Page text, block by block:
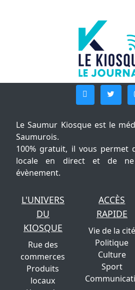
Le Saumur Kiosque est le
Saumurois.
100% gratuit, il vous permet
locale en direct et de ne
évènement.
L'UNIVERS
DU
KIOSQUE
Rue des
commerces
Produits
locaux
ACCÈS
RAPIDE
Vie de la cité
Politique
Culture
Sport